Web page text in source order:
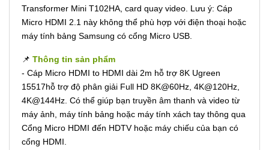
Transformer Mini T102HA, card quay video. Lưu ý: Cáp
Micro HDMI 2.1 này không thể phù hợp với điện thoại hoặc
máy tính bảng Samsung có cổng Micro USB.
📌 Thông tin sản phẩm
- Cáp Micro HDMI to HDMI dài 2m hỗ trợ 8K Ugreen
15517hỗ trợ độ phân giải Full HD 8K@60Hz, 4K@120Hz,
4K@144Hz. Có thể giúp bạn truyền âm thanh và video từ
máy ảnh, máy tính bảng hoặc máy tính xách tay thông qua
Cổng Micro HDMI đến HDTV hoặc máy chiếu của bạn có
cổng HDMI.